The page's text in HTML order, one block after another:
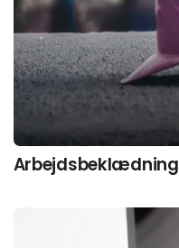
Arbejds­beklædning